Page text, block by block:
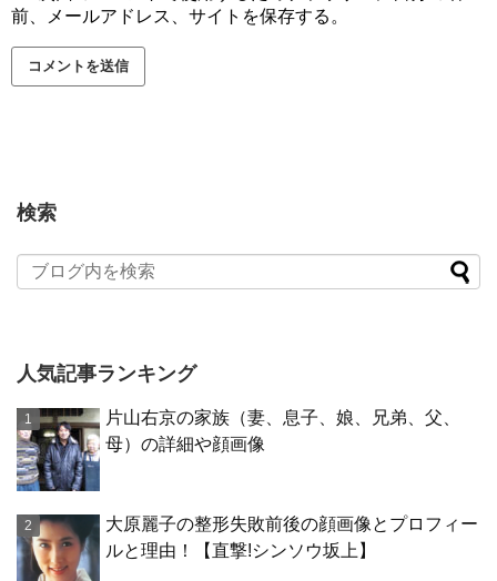
前、メールアドレス、サイトを保存する。
検索
人気記事ランキング
片山右京の家族（妻、息子、娘、兄弟、父、
母）の詳細や顔画像
大原麗子の整形失敗前後の顔画像とプロフィー
ルと理由！【直撃!シンソウ坂上】